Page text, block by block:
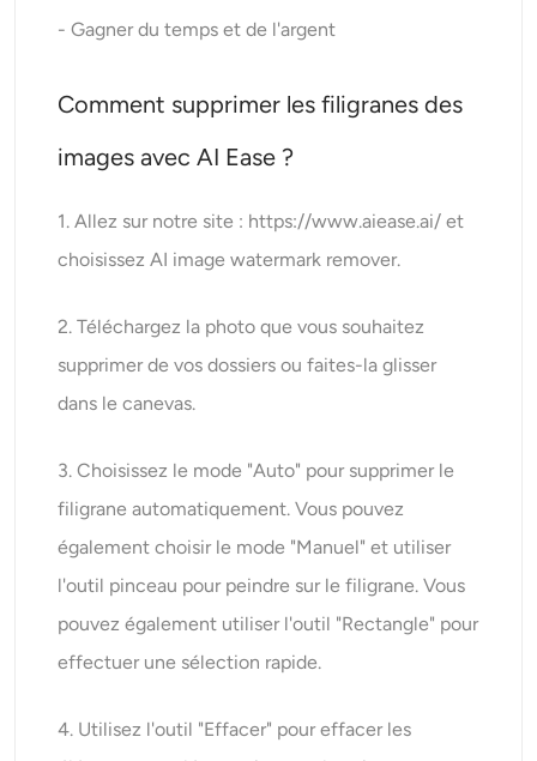
- Gagner du temps et de l'argent
Comment supprimer les filigranes des
images avec AI Ease ?
1. Allez sur notre site : https://www.aiease.ai/ et
choisissez AI image watermark remover.
2. Téléchargez la photo que vous souhaitez
supprimer de vos dossiers ou faites-la glisser
dans le canevas.
3. Choisissez le mode "Auto" pour supprimer le
filigrane automatiquement. Vous pouvez
également choisir le mode "Manuel" et utiliser
l'outil pinceau pour peindre sur le filigrane. Vous
pouvez également utiliser l'outil "Rectangle" pour
effectuer une sélection rapide.
4. Utilisez l'outil "Effacer" pour effacer les